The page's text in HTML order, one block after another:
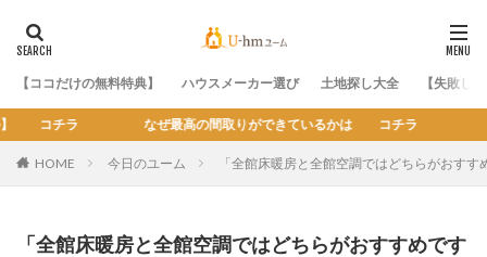
【ココだけの無料特典】 ハウスメーカー選び 土地探し大全 【失敗し
間取りができているかは コチラ
HOME 今日のユーム 「全館床暖房と全館空調ではどちらがおすす
「全館床暖房と全館空調ではどちらがおすすめです